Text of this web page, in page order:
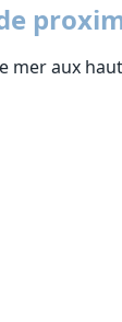
mer aux